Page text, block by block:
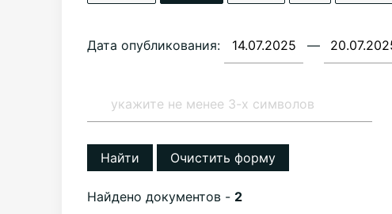
Дата опубликования: —
Найти Очистить форму
Найдено документов - 2